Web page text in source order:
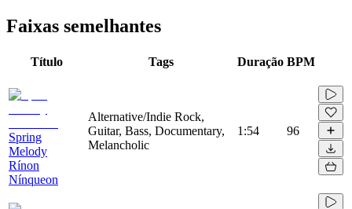
Faixas semelhantes
Título Tags Duração BPM
Spring
Melody
Rínon
Nínqueon
Alternative/Indie Rock,
Guitar, Bass, Documentary,
Melancholic
1:54 96